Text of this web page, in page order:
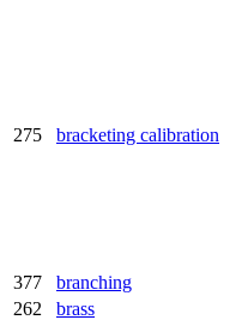
275 bracketing calibration
377 branching
262
brass